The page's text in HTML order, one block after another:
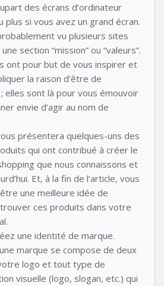
des écrans d’ordinateur
plus si vous avez un grand écran.
vu plusieurs sites
section “mission” ou “valeurs”.
ont pour but de vous inspirer et
la raison d’être de
elles sont là pour vous émouvoir
envie d’agir au nom de
présentera quelques-uns des
qui ont contribué à créer le
que nous connaissons et
Et, à la fin de l’article, vous
une meilleure idée de
ces produits dans votre
une identité de marque.
marque se compose de deux
logo et tout type de
visuelle (logo, slogan, etc.) qui